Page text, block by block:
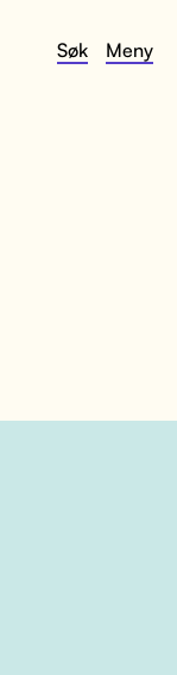
Søk Meny